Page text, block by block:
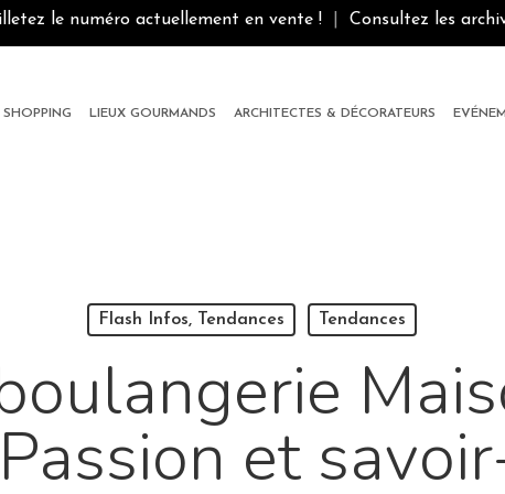
le numéro actuellement en vente ! Consultez les
SHOPPING LIEUX GOURMANDS ARCHITECTES & DÉCORATEURS
Flash Infos, Tendances Tendances
et